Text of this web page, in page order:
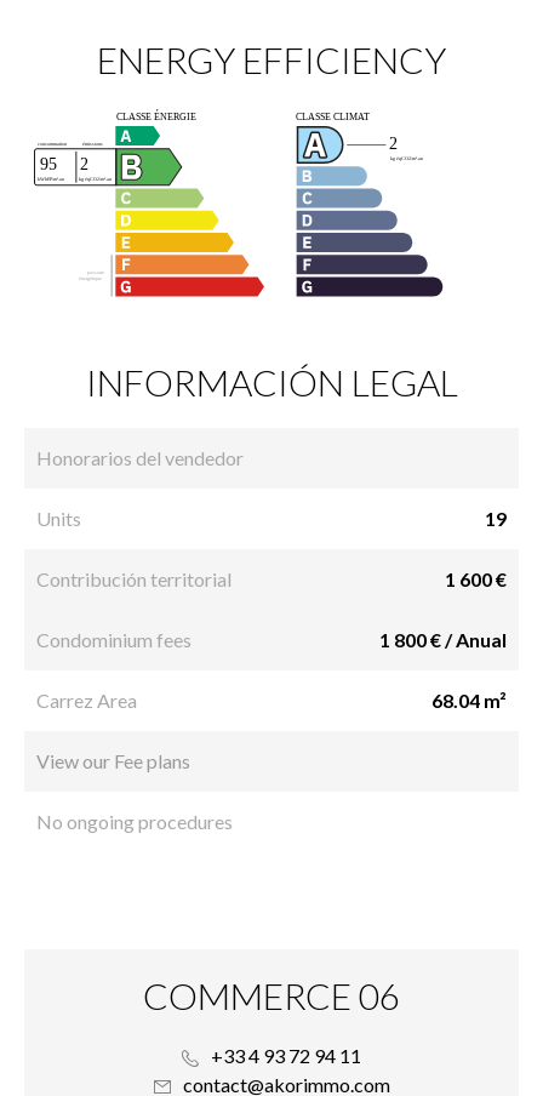
ENERGY EFFICIENCY
INFORMACIÓN LEGAL
Honorarios del vendedor
Units 19
Contribución territorial 1 600 €
Condominium fees 1 800 € / Anual
Carrez Area 68.04 m²
View our Fee plans
No ongoing procedures
COMMERCE 06
+33 4 93 72 94 11
contact@akorimmo.com